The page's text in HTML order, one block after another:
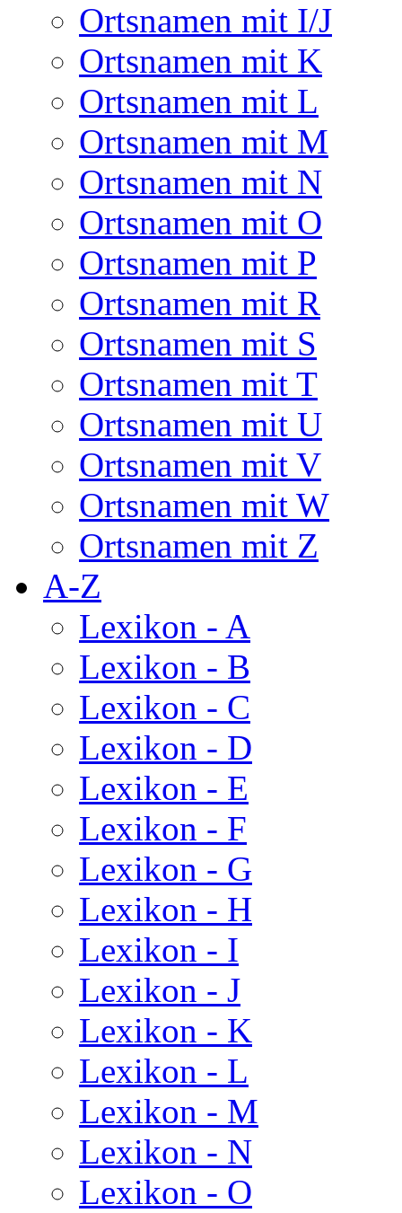
Ortsnamen mit I/J
Ortsnamen mit K
Ortsnamen mit L
Ortsnamen mit M
Ortsnamen mit N
Ortsnamen mit O
Ortsnamen mit P
Ortsnamen mit R
Ortsnamen mit S
Ortsnamen mit T
Ortsnamen mit U
Ortsnamen mit V
Ortsnamen mit W
Ortsnamen mit Z
A-Z
Lexikon - A
Lexikon - B
Lexikon - C
Lexikon - D
Lexikon - E
Lexikon - F
Lexikon - G
Lexikon - H
Lexikon - I
Lexikon - J
Lexikon - K
Lexikon - L
Lexikon - M
Lexikon - N
Lexikon - O